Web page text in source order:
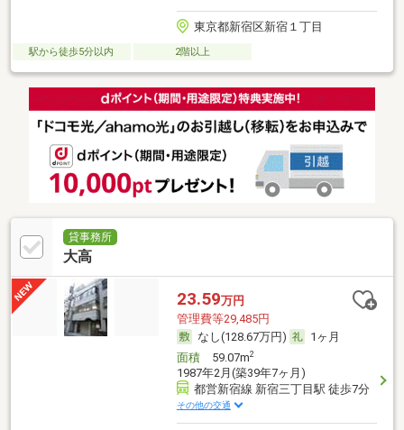
東京都新宿区新宿１丁目
駅から徒歩5分以内 2階以上
貸事務所
大高
23.59万円
管理費等29,485円
なし(128.67万円)
1ヶ月
面積59.07m2
1987年2月(築39年7ヶ月)
都営新宿線 新宿三丁目駅 徒歩7分
その他の交通